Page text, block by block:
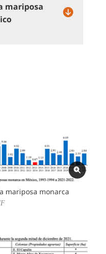
mariposa
mariposa monarca